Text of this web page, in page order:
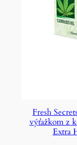
Fresh
výťažkom z
Extra